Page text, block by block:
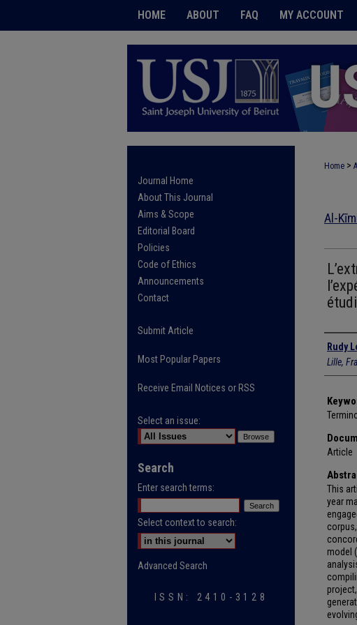
HOME ABOUT FAQ MY ACCOUNT
Home >
Al-
Authors
Rudy
Lille,
Article
This
year
model
Journal Home
About This Journal
Aims & Scope
Editorial Board
Policies
Code of Ethics
Announcements
Contact
Submit Article
Most Popular Papers
Receive Email Notices or RSS
Select an issue:
Search
Enter search terms:
Select context to search:
Advanced Search
ISSN: 2410-3128